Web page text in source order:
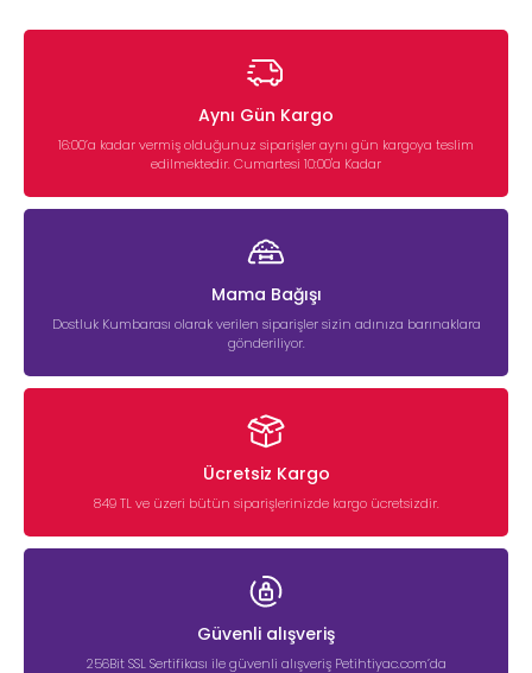
Aynı Gün Kargo
16:00’a kadar vermiş olduğunuz siparişler aynı gün kargoya teslim
edilmektedir. Cumartesi 10:00'a Kadar
Mama Bağışı
Dostluk Kumbarası olarak verilen siparişler sizin adınıza barınaklara
gönderiliyor.
Ücretsiz Kargo
849 TL ve üzeri bütün siparişlerinizde kargo ücretsizdir.
Güvenli alışveriş
256Bit SSL Sertifikası ile güvenli alışveriş Petihtiyac.com’da